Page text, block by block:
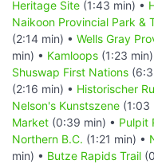
Heritage Site (1:43 min) •
Naikoon Provincial Park &
(2:14 min) • Wells Gray
min) • Kamloops (1:23
Shuswap First Nations
(2:16 min) • Historischer
Nelson's Kunstszene (1:03
Market (0:39 min) • Pulpit
Northern B.C. (1:21 min) •
min) • Butze Rapids Trail